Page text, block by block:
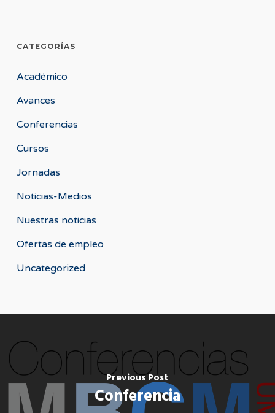
CATEGORÍAS
Académico
Avances
Conferencias
Cursos
Jornadas
Noticias-Medios
Nuestras noticias
Ofertas de empleo
Uncategorized
Previous Post
Conferencia